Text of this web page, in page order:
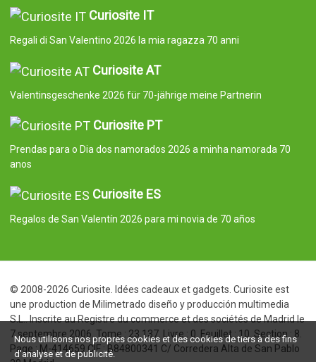
Curiosite IT
Regali di San Valentino 2026 la mia ragazza 70 anni
Curiosite AT
Valentinsgeschenke 2026 für 70-jährige meine Partnerin
Curiosite PT
Prendas para o Dia dos namorados 2026 a minha namorada 70
anos
Curiosite ES
Regalos de San Valentín 2026 para mi novia de 70 años
© 2008-2026 Curiosite. Idées cadeaux et gadgets. Curiosite est
une production de Milimetrado diseño y producción multimedia
S.L.. Inscrite au Registre du commerce et des sociétés de Madrid le
7 septembre 2006. Tome : 23.137. Livre : 0. Feuillet : 10. Section : 8.
Page : M-414659 CIF : B84800341 C/ Corredera Alta de San Pablo
Nous utilisons nos propres cookies et des cookies de tiers à des fins
d'analyse et de publicité.